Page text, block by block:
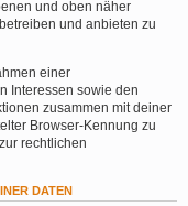
und oben näher
und anbieten zu
einer
Interessen sowie den
zusammen mit deiner
Browser-Kennung zu
rechtlichen
DATEN